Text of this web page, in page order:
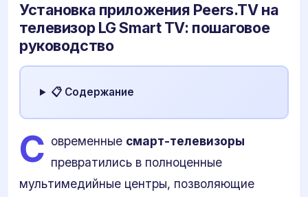
Установка приложения Peers.TV на
телевизор LG Smart TV: пошаговое
руководство
📋 Содержание
С овременные смарт-телевизоры
превратились в полноценные
мультимедийные центры, позволяющие